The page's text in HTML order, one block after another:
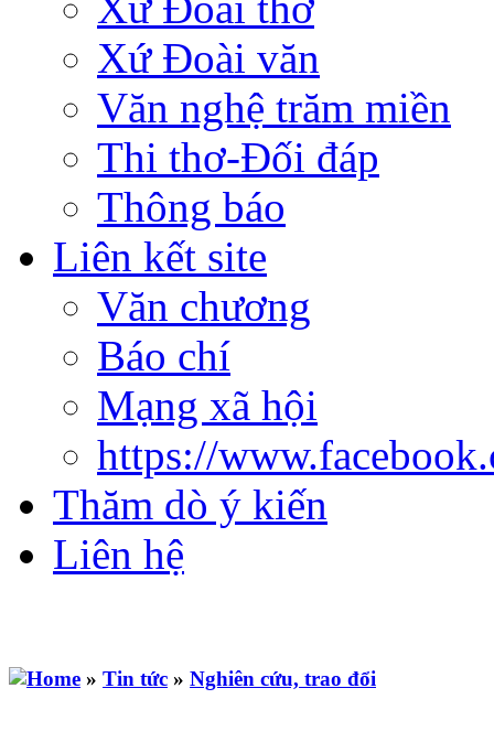
Xứ Đoài văn
Văn nghệ trăm miền
Thi thơ-Đối đáp
Thông báo
Liên kết site
Văn chương
Báo chí
Mạng xã hội
https://
Thăm dò ý kiến
Liên hệ
» Tin tức » Nghiên cứu, trao đổi